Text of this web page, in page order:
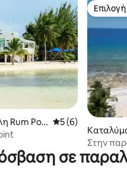
Rum Poi
Μέση βαθμολογία:
5 (6)
ek
Στην
σε